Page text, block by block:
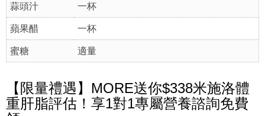
蒜頭汁 一杯
蘋果醋 一杯
蜜糖 適量
【限量禮遇】MORE送你$338米施洛體
重肝脂評估！享1對1專屬營養諮詢免費